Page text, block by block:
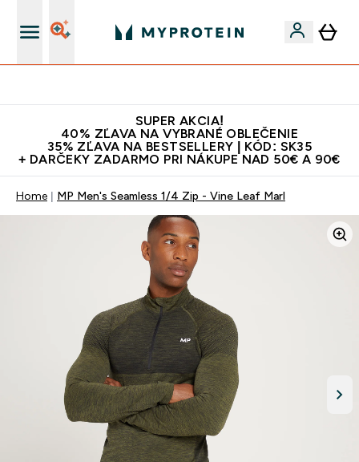
SUPER AKCIA!
40% ZĽAVA NA VYBRANÉ OBLEČENIE
35% ZĽAVA NA BESTSELLERY | KÓD: SK35
+ DARČEKY ZADARMO PRI NÁKUPE NAD 50€ A 90€
Home MP Men's Seamless 1/4 Zip - Vine Leaf Marl